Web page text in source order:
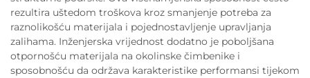
rezultira uštedom troškova kroz smanjenje potreba za
raznolikošću materijala i pojednostavljenje upravljanja
zalihama. Inženjerska vrijednost dodatno je poboljšana
otpornošću materijala na okolinske čimbenike i
sposobnošću da održava karakteristike performansi tijekom